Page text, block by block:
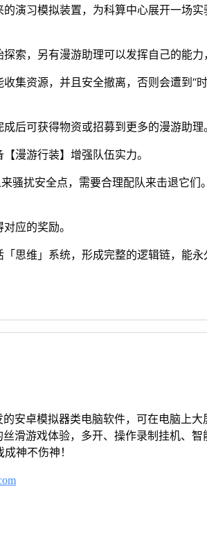
演习模拟装置，为科算中心展开一场
索，另有漫游助理可以发挥自己的能力
集资源，并且安全撤离，否则会遭到“
后可获得物资或招募到更多的漫游助理
漫游行装】增强队伍实力。
骚扰安全点，需要合理配队来击退它们
应的奖励。
思维」系统，形成完整的逻辑链，能永
安卓模拟器类电脑软件，可在电脑上
滑游戏体验，多开、操作录制挂机、智
神不伤神！